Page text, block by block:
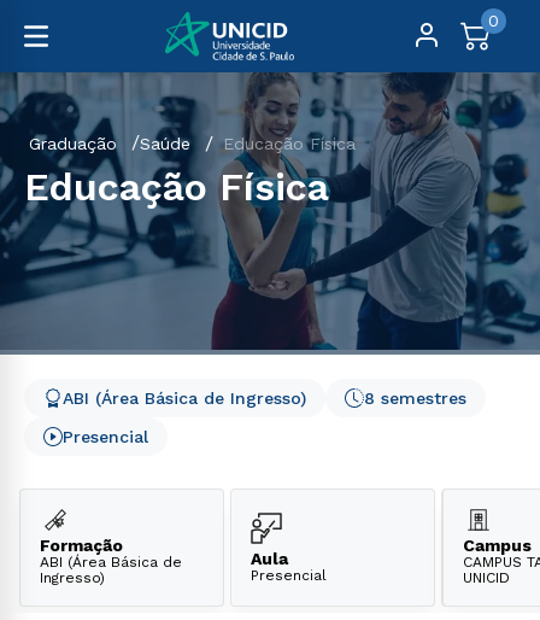
0
Graduação Saúde Educação Física
Educação Física
8 semestres
ABI (Área Básica de Ingresso)
Presencial
Formação
ABI (Área Básica de
Ingresso)
Aula
Presencial
Campus
CAMPUS
UNICID